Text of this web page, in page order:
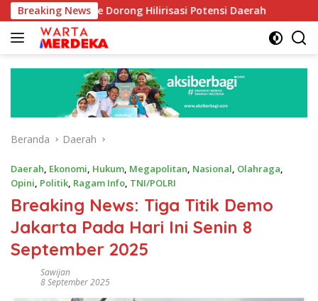
Langsung
ke
konten
Breaking News
Aboe Dorong Hilirisasi Potensi Daerah DPR Dorong
Beranda Daerah
Daerah, Ekonomi, Hukum, Megapolitan, Nasional, Olahraga,
Opini, Politik, Ragam Info, TNI/POLRI
Breaking News: Tiga Titik Demo
Jakarta Pada Hari Ini Senin 8
September 2025
Sawijan
8 September 2025